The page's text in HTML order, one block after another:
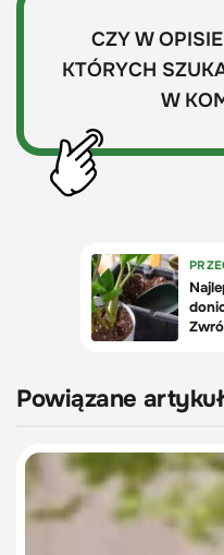
CZY W
KTÓRYCH
W
Powiązane